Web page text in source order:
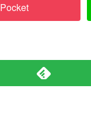
Pocket